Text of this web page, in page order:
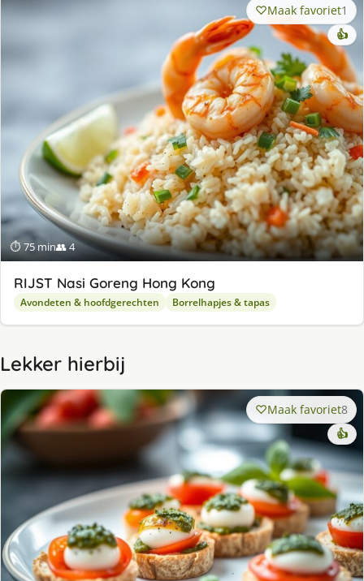
⏱ 75 min👥 4
Maak favoriet1
👍
RIJST Nasi Goreng Hong Kong
Avondeten & hoofdgerechten Borrelhapjes & tapas
Lekker hierbij
Maak favoriet8
👍